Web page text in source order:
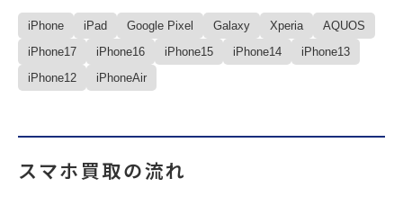
iPhone iPad Google Pixel Galaxy Xperia
AQUOS
iPhone17
iPhone16 iPhone15 iPhone14
iPhone13
iPhone12
iPhoneAir
スマホ買取の流れ